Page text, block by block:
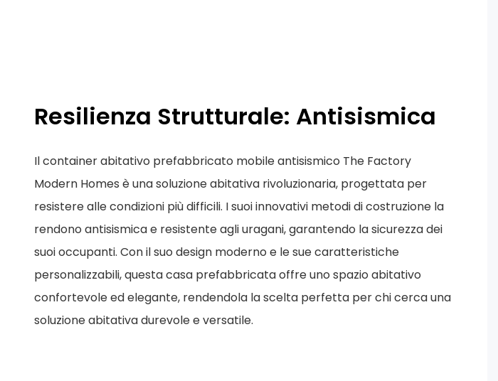
Resilienza Strutturale: Antisismica
Il container abitativo prefabbricato mobile antisismico The Factory
Modern Homes è una soluzione abitativa rivoluzionaria, progettata per
resistere alle condizioni più difficili. I suoi innovativi metodi di costruzione la
rendono antisismica e resistente agli uragani, garantendo la sicurezza dei
suoi occupanti. Con il suo design moderno e le sue caratteristiche
personalizzabili, questa casa prefabbricata offre uno spazio abitativo
confortevole ed elegante, rendendola la scelta perfetta per chi cerca una
soluzione abitativa durevole e versatile.